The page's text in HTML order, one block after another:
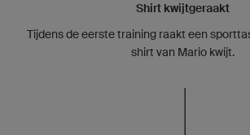
Shirt kwijtgeraakt
Tijdens de eerste training raakt een
shirt van Mario kwijt.